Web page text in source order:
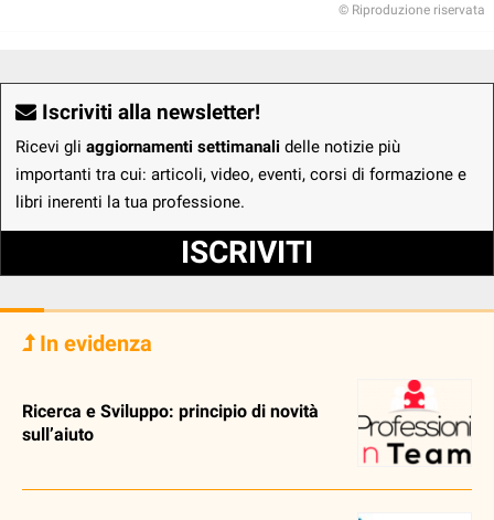
© Riproduzione riservata
Iscriviti alla newsletter!
Ricevi gli aggiornamenti settimanali delle notizie più
importanti tra cui: articoli, video, eventi, corsi di formazione e
libri inerenti la tua professione.
ISCRIVITI
In evidenza
Ricerca e Sviluppo: principio di novità
sull’aiuto